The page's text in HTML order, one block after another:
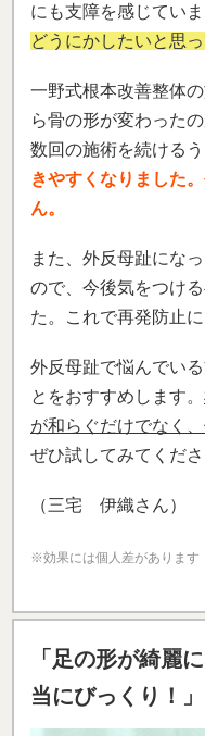
にも支障を感じていま
どうにかしたいと思っ
一野式根本改善整体
ら骨の形が変わった
数回の施術を続ける
きやすくなりました
ん。
また、外反母趾にな
ので、今後気をつけ
た。これで再発防止
外反母趾で悩んでい
とをおすすめします。
が和らぐだけでなく
ぜひ試してみてくださ
（三宅 伊織さん）
※効果には個人差があります
「足の形が綺麗
当にびっくり！」